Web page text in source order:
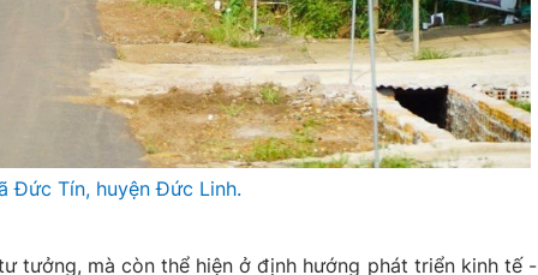
Đức Tín, huyện Đức Linh.
tưởng, mà còn thể hiện ở định hướng phát triển kinh tế -